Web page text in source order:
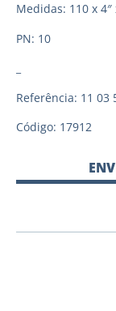
Medidas: 110 x 4″
PN: 10
Referência: 11 03
Código: 17912